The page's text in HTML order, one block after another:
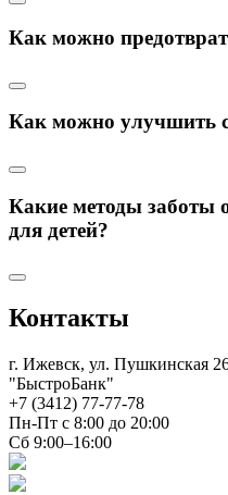
Как можно
Как можно улучшить
Какие методы заботы
для детей?
Контакты
г. Ижевск, ул. Пушкинская
"БыстроБанк"
+7 (3412) 77-77-78
Пн-Пт с 8:00 до 20:00
Сб 9:00–16:00